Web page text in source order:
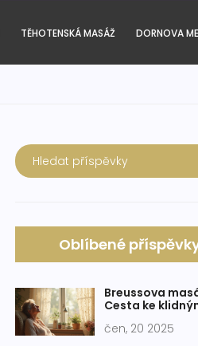
TĚHOTENSKÁ MASÁŽ DORNOVA
Oblíbené
Breussova
Cesta ke
čen, 20 2025